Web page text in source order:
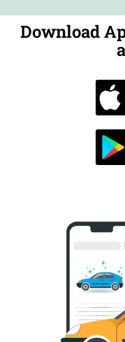
Download